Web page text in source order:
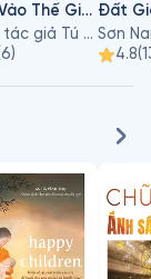
Bước Vào Thế Giới Trà
Nhóm tác giả Tú Oanh, Thanh Huyền, Kim Quý
6)
Sơn
4.8(